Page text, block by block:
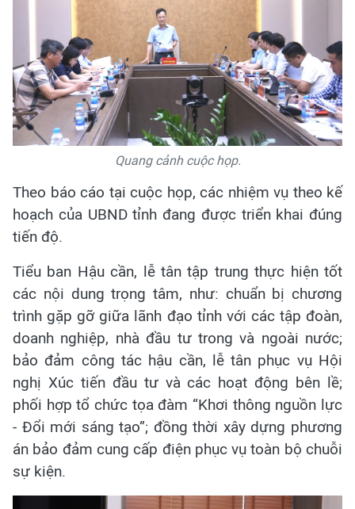
Quang cảnh cuộc họp.
Theo báo cáo tại cuộc họp, các nhiệm vụ theo kế
hoạch của UBND tỉnh đang được triển khai đúng
tiến độ.
Tiểu ban Hậu cần, lễ tân tập trung thực hiện tốt
các nội dung trọng tâm, như: chuẩn bị chương
trình gặp gỡ giữa lãnh đạo tỉnh với các tập đoàn,
doanh nghiệp, nhà đầu tư trong và ngoài nước;
bảo đảm công tác hậu cần, lễ tân phục vụ Hội
nghị Xúc tiến đầu tư và các hoạt động bên lề;
phối hợp tổ chức tọa đàm “Khơi thông nguồn lực
- Đổi mới sáng tạo”; đồng thời xây dựng phương
án bảo đảm cung cấp điện phục vụ toàn bộ chuỗi
sự kiện.